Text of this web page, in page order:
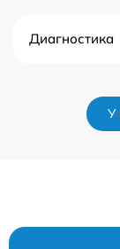
Диагностика
У